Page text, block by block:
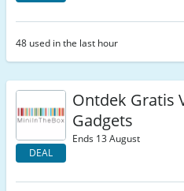
48 used in the last hour
DEAL
Ontdek Gratis
Gadgets
Ends 13 August